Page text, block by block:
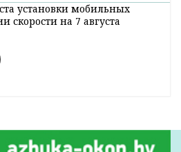
установки мобильных
скорости на 7 августа